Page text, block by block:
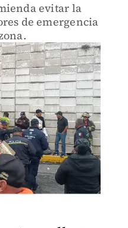
evitar la
de emergencia